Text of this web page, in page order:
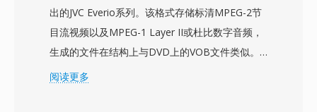
出的JVC Everio系列。该格式存储标清MPEG-2节
目流视频以及MPEG-1 Layer II或杜比数字音频，
生成的文件在结构上与DVD上的VOB文件类似。
与DVD-Video数据的相似性意味着MOD文件通常
阅读更多